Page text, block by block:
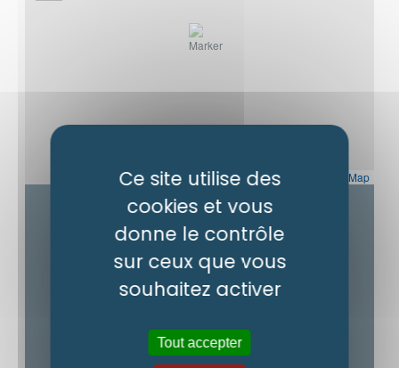
Leaflet OpenStreetMap
Contact
Mairie Saint-Didier-en-Velay
Saint-Didier-en-Velay
Comment m’y rendre ?
Ce site utilise des
cookies et vous
donne le contrôle
sur ceux que vous
souhaitez activer
Tout accepter